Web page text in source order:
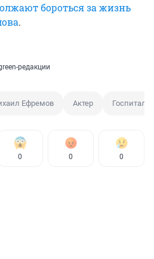
бороться за жизнь
.
редакции
Ефремов Актер
0 0 0